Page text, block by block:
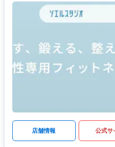
店舗情報 公式サ